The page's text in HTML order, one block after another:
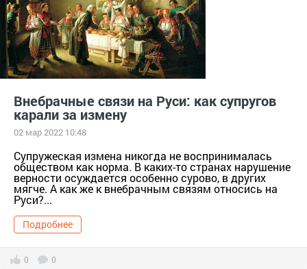
Внебрачные связи на Руси: как супругов
карали за измену
02 мар 2022 10:48
Супружеская измена никогда не воспринималась
обществом как норма. В каких-то странах нарушение
верности осуждается особенно сурово, в других
мягче. А как же к внебрачным связям относись на
Руси?...
Подробнее
0 0